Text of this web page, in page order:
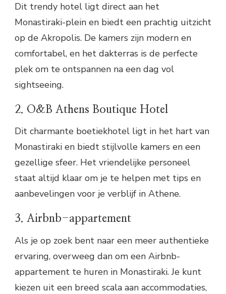
Dit trendy hotel ligt direct aan het
Monastiraki-plein en biedt een prachtig uitzicht
op de Akropolis. De kamers zijn modern en
comfortabel, en het dakterras is de perfecte
plek om te ontspannen na een dag vol
sightseeing.
2. O&B Athens Boutique Hotel
Dit charmante boetiekhotel ligt in het hart van
Monastiraki en biedt stijlvolle kamers en een
gezellige sfeer. Het vriendelijke personeel
staat altijd klaar om je te helpen met tips en
aanbevelingen voor je verblijf in Athene.
3. Airbnb-appartement
Als je op zoek bent naar een meer authentieke
ervaring, overweeg dan om een Airbnb-
appartement te huren in Monastiraki. Je kunt
kiezen uit een breed scala aan accommodaties,